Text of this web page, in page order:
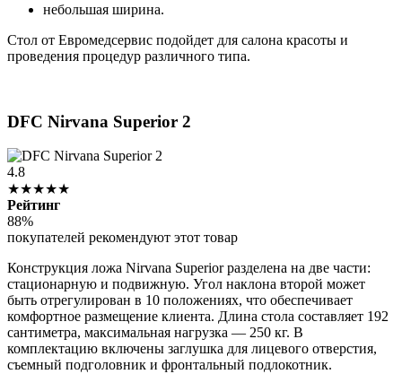
небольшая ширина.
Стол от Евромедсервис подойдет для салона красоты и
проведения процедур различного типа.
DFC Nirvana Superior 2
4.8
★★★★★
Рейтинг
88%
покупателей рекомендуют этот товар
Конструкция ложа Nirvana Superior разделена на две части:
стационарную и подвижную. Угол наклона второй может
быть отрегулирован в 10 положениях, что обеспечивает
комфортное размещение клиента. Длина стола составляет 192
сантиметра, максимальная нагрузка — 250 кг. В
комплектацию включены заглушка для лицевого отверстия,
съемный подголовник и фронтальный подлокотник.